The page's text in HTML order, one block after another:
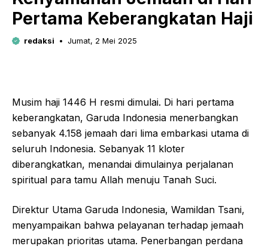
Pertama Keberangkatan Haji
redaksi Jumat, 2 Mei 2025
Musim haji 1446 H resmi dimulai. Di hari pertama
keberangkatan, Garuda Indonesia menerbangkan
sebanyak 4.158 jemaah dari lima embarkasi utama di
seluruh Indonesia. Sebanyak 11 kloter
diberangkatkan, menandai dimulainya perjalanan
spiritual para tamu Allah menuju Tanah Suci.
Direktur Utama Garuda Indonesia, Wamildan Tsani,
menyampaikan bahwa pelayanan terhadap jemaah
merupakan prioritas utama. Penerbangan perdana